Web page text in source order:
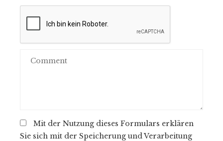
Mit der Nutzung dieses Formulars erklären
Sie sich mit der Speicherung und Verarbeitung